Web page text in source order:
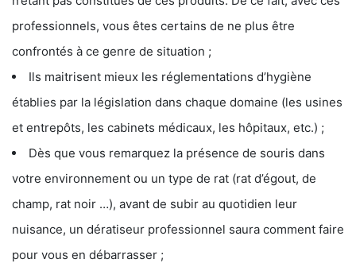
professionnels, vous êtes certains de ne plus être
confrontés à ce genre de situation ;
Ils maitrisent mieux les réglementations d’hygiène
établies par la législation dans chaque domaine (les usines
et entrepôts, les cabinets médicaux, les hôpitaux, etc.) ;
Dès que vous remarquez la présence de souris dans
votre environnement ou un type de rat (rat d’égout, de
champ, rat noir …), avant de subir au quotidien leur
nuisance, un dératiseur professionnel saura comment faire
pour vous en débarrasser ;